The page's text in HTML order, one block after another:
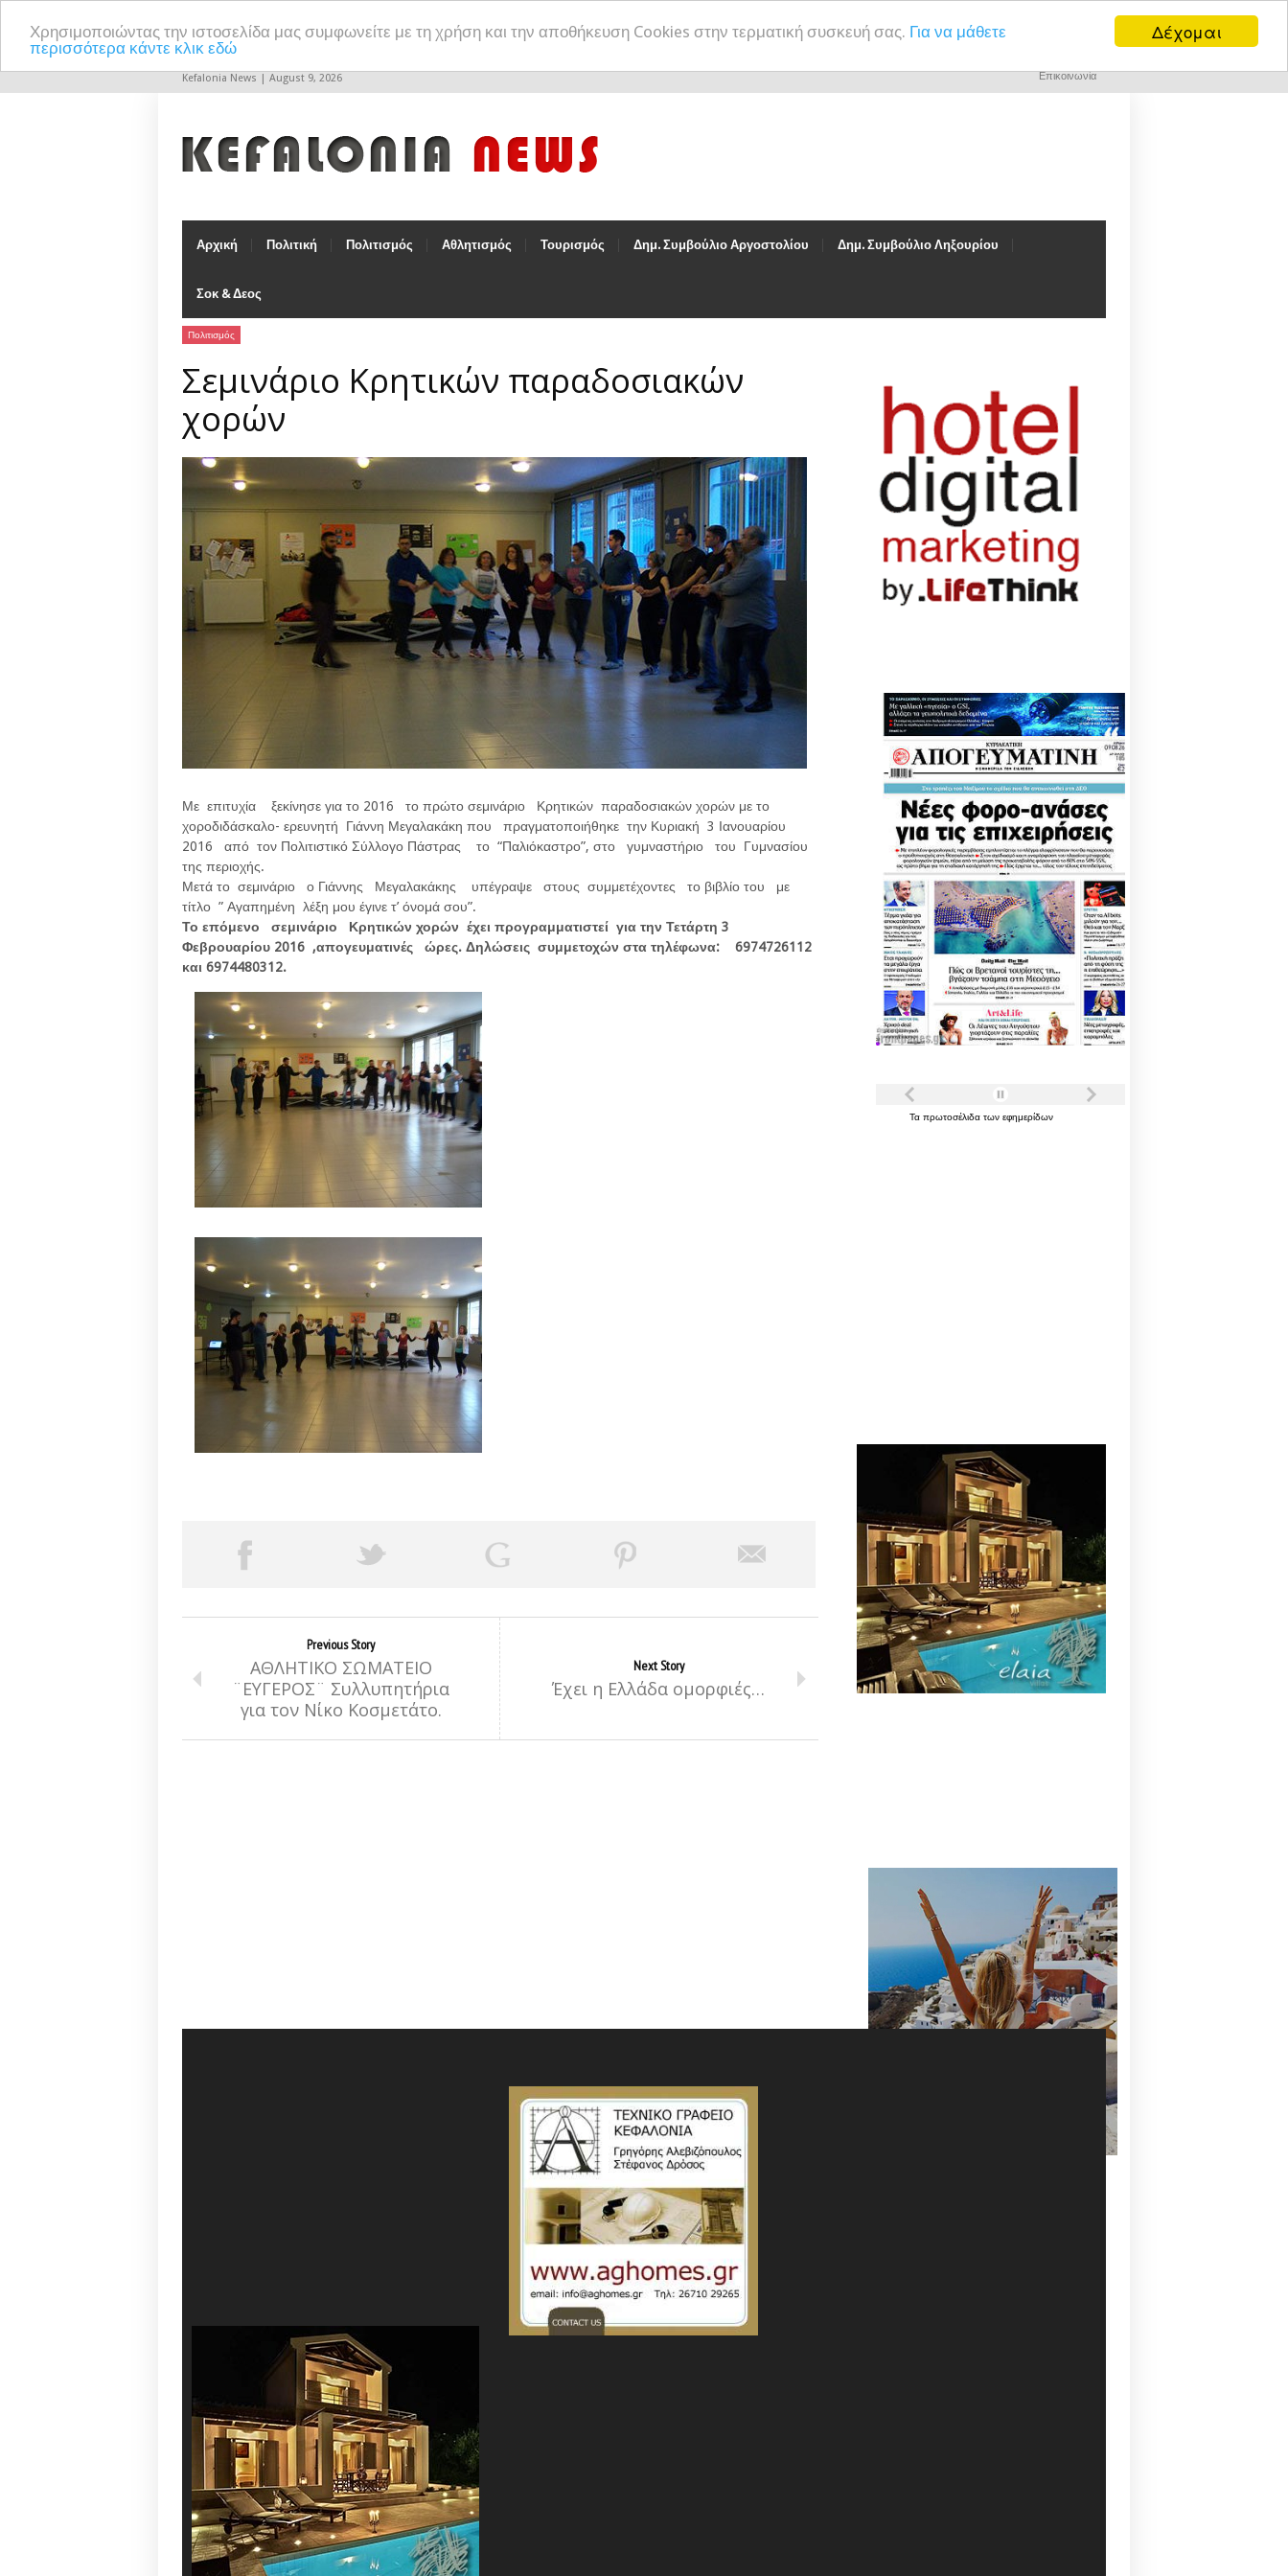
Δέχομαι
Χρησιμοποιώντας την ιστοσελίδα μας συμφωνείτε με τη χρήση και την αποθήκευση Cookies στην τερματική συσκευή σας. Για να μάθετε
περισσότερα κάντε κλικ εδώ
Kefalonia News | August 9, 2026 Επικοινωνία
Αρχική Πολιτική Πολιτισμός Αθλητισμός Τουρισμός Δημ. Συμβούλιο Αργοστολίου Δημ. Συμβούλιο Ληξουρίου
Σοκ & Δεος
Πολιτισμός
Σεμινάριο Κρητικών παραδοσιακών
χορών
Με επιτυχία ξεκίνησε για το 2016 το πρώτο σεμινάριο Κρητικών παραδοσιακών χορών με το
χοροδιδάσκαλο- ερευνητή Γιάννη Μεγαλακάκη που πραγματοποιήθηκε την Κυριακή 3 Ιανουαρίου
2016 από τον Πολιτιστικό Σύλλογο Πάστρας το “Παλιόκαστρο”, στο γυμναστήριο του Γυμνασίου
της περιοχής.
Μετά το σεμινάριο ο Γιάννης Μεγαλακάκης υπέγραψε στους συμμετέχοντες το βιβλίο του με
τίτλο ” Αγαπημένη λέξη μου έγινε τ’ όνομά σου”.
Το επόμενο σεμινάριο Κρητικών χορών έχει προγραμματιστεί για την Τετάρτη 3
Φεβρουαρίου 2016 ,απογευματινές ώρες. Δηλώσεις συμμετοχών στα τηλέφωνα: 6974726112
και 6974480312.
Previous Story
ΑΘΛΗΤΙΚΟ ΣΩΜΑΤΕΙΟ
¨ΕΥΓΕΡΟΣ¨ Συλλυπητήρια
για τον Νίκο Κοσμετάτο.
Next Story
Έχει η Ελλάδα ομορφιές…
Τα πρωτοσέλιδα των εφημερίδων